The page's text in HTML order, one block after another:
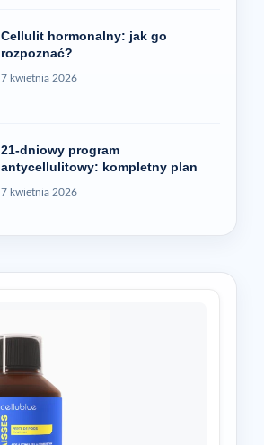
Cellulit hormonalny: jak go
rozpoznać?
7 kwietnia 2026
21-dniowy program
antycellulitowy: kompletny plan
7 kwietnia 2026